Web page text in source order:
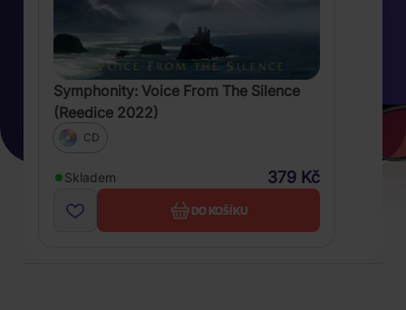
Symphonity: Voice From The Silence
(Reedice 2022)
CD
Skladem 379 Kč
DO KOŠÍKU